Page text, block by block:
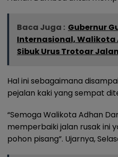
Baca Juga : Gubernur
Internasional, Walikota
Sibuk Urus Trotoar Jalan
Hal ini sebagaimana
pejalan kaki yang sempat
“Semoga Walikota Adhan
memperbaiki jalan rusak ini
pohon pisang”. Ujarnya,